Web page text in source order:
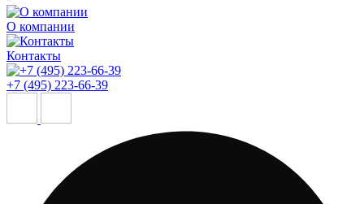
О компании
Контакты
+7 (495) 223-66-39